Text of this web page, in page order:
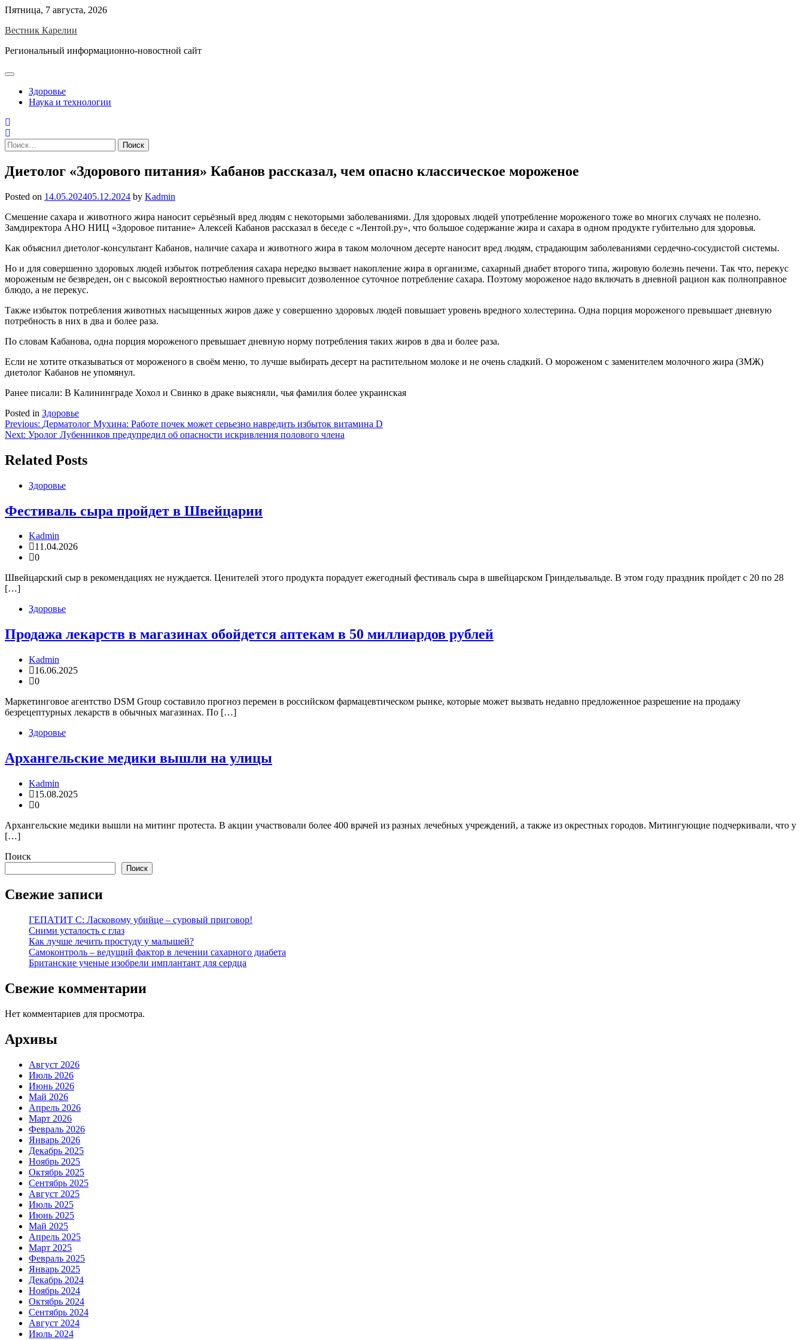
Skip
content
Пятница, 7 августа, 2026
Вестник Карелии
Региональный информационно-новостной сайт
Здоровье
Наука и технологии
Найти:
Диетолог «Здорового питания» Кабанов рассказал, чем опасно классическое мороженое
Posted on 14.05.202405.12.2024 by Kadmin
Смешение сахара и животного жира наносит серьёзный вред людям с некоторыми заболеваниями. Для здоровых людей употребление мороженого тоже во многих случаях не полезно.
Замдиректора АНО НИЦ «Здоровое питание» Алексей Кабанов рассказал в беседе с «Лентой.ру», что большое содержание жира и сахара в одном продукте губительно для здоровья.
Как объяснил диетолог-консультант Кабанов, наличие сахара и животного жира в таком молочном десерте наносит вред людям, страдающим заболеваниями сердечно-сосудистой системы.
Но и для совершенно здоровых людей избыток потребления сахара нередко вызвает накопление жира в организме, сахарный диабет второго типа, жировую болезнь печени. Так что, перекус
мороженым не безвреден, он с высокой вероятностью намного превысит дозволенное суточное потребление сахара. Поэтому мороженое надо включать в дневной рацион как полноправное
блюдо, а не перекус.
Также избыток потребления животных насыщенных жиров даже у совершенно здоровых людей повышает уровень вредного холестерина. Одна порция мороженого превышает дневную
потребность в них в два и более раза.
По словам Кабанова, одна порция мороженого превышает дневную норму потребления таких жиров в два и более раза.
Если не хотите отказываться от мороженого в своём меню, то лучше выбирать десерт на растительном молоке и не очень сладкий. О мороженом с заменителем молочного жира (ЗМЖ)
диетолог Кабанов не упомянул.
Ранее писали: В Калининграде Хохол и Свинко в драке выясняли, чья фамилия более украинская
Posted in Здоровье
Навигация
по
записям
Previous: Дерматолог Мухина: Работе почек может серьезно навредить избыток витамина D
Next: Уролог Лубенников предупредил об опасности искривления полового члена
Related Posts
Здоровье
Фестиваль сыра пройдет в Швейцарии
Kadmin
11.04.2026
0
Швейцарский сыр в рекомендациях не нуждается. Ценителей этого продукта порадует ежегодный фестиваль сыра в швейцарском Гриндельвальде. В этом году праздник пройдет с 20 по 28
[…]
Здоровье
Продажа лекарств в магазинах обойдется аптекам в 50 миллиардов рублей
Kadmin
16.06.2025
0
Маркетинговое агентство DSM Group составило прогноз перемен в российском фармацевтическом рынке, которые может вызвать недавно предложенное разрешение на продажу
безрецептурных лекарств в обычных магазинах. По […]
Здоровье
Архангельские медики вышли на улицы
Kadmin
15.08.2025
0
Архангельские медики вышли на митинг протеста. В акции участвовали более 400 врачей из разных лечебных учреждений, а также из окрестных городов. Митингующие подчеркивали, что у
[…]
Поиск
Поиск
Свежие записи
ГЕПАТИТ С: Ласковому убийце – суровый приговор!
Сними усталость с глаз
Как лучше лечить простуду у малышей?
Самоконтроль – ведущий фактор в лечении сахарного диабета
Британские ученые изобрели имплантант для сердца
Свежие комментарии
Нет комментариев для просмотра.
Архивы
Август 2026
Июль 2026
Июнь 2026
Май 2026
Апрель 2026
Март 2026
Февраль 2026
Январь 2026
Декабрь 2025
Ноябрь 2025
Октябрь 2025
Сентябрь 2025
Август 2025
Июль 2025
Июнь 2025
Май 2025
Апрель 2025
Март 2025
Февраль 2025
Январь 2025
Декабрь 2024
Ноябрь 2024
Октябрь 2024
Сентябрь 2024
Август 2024
Июль 2024